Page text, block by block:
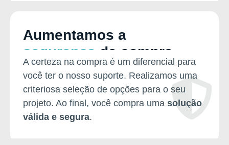
Aumentamos a
segurança da compra
A certeza na compra é um diferencial para
você ter o nosso suporte. Realizamos uma
criteriosa seleção de opções para o seu
projeto. Ao final, você compra uma solução
válida e segura.